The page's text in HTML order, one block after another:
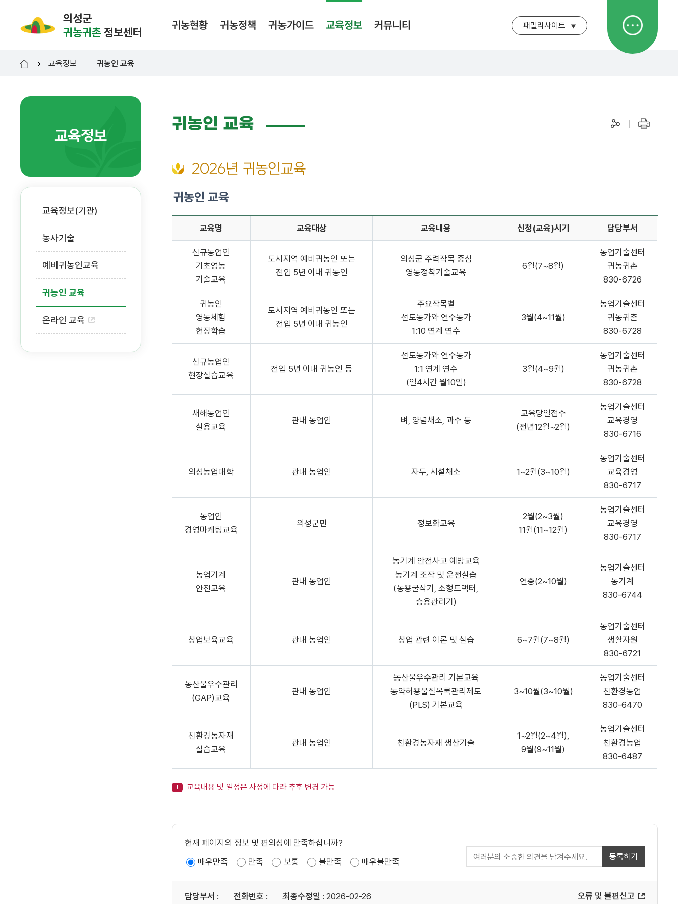
의성군
귀농귀촌 정보센터
귀농현황 귀농정책 귀농가이드 교육정보 커뮤니티 패밀리사이트
교육정보 귀농인 교육
교육정보
교육정보(기관)
농사기술
예비귀농인교육
귀농인 교육
온라인 교육
귀농인 교육
2026년 귀농인교육
귀농인 교육
교육명 교육대상 교육내용 신청(교육)시기 담당부서
신규농업인
기초영농
기술교육
도시지역 예비귀농인 또는
전입 5년 이내 귀농인
의성군 주력작목 중심
영농정착기술교육
6월(7~8월)
농업기술센터
귀농귀촌
830-6726
귀농인
영농체험
현장학습
도시지역 예비귀농인 또는
전입 5년 이내 귀농인
주요작목별
선도농가와 연수농가
1:10 연계 연수
3월(4~11월)
농업기술센터
귀농귀촌
830-6728
신규농업인
현장실습교육
전입 5년 이내 귀농인 등
선도농가와 연수농가
1:1 연계 연수
(일4시간 월10일)
3월(4~9월)
농업기술센터
귀농귀촌
830-6728
새해농업인
실용교육
관내 농업인 벼, 양념채소, 과수 등
교육당일접수
(전년12월~2월)
농업기술센터
교육경영
830-6716
의성농업대학 관내 농업인 자두, 시설채소 1~2월(3~10월)
농업기술센터
교육경영
830-6717
농업인
경영마케팅교육
의성군민 정보화교육
2월(2~3월)
11월(11~12월)
농업기술센터
교육경영
830-6717
농업기계
안전교육
관내 농업인
농기계 안전사고 예방교육
농기계 조작 및 운전실습
(농용굴삭기, 소형트랙터,
승용관리기)
연중(2~10월)
농업기술센터
농기계
830-6744
창업보육교육 관내 농업인 창업 관련 이론 및 실습 6~7월(7~8월)
농업기술센터
생활자원
830-6721
농산물우수관리
(GAP)교육
관내 농업인
농산물우수관리 기본교육
농약허용물질목록관리제도
(PLS) 기본교육
3~10월(3~10월)
농업기술센터
친환경농업
830-6470
친환경농자재
실습교육
관내 농업인 친환경농자재 생산기술
1~2월(2~4월),
9월(9~11월)
농업기술센터
친환경농업
830-6487
교육내용 및 일정은 사정에 다라 추후 변경 가능
현재 페이지의 정보 및 편의성에 만족하십니까?
매우만족
만족 보통 불만족 매우불만족
등록하기
담당부서 : 전화번호 : 최종수정일 : 2026-02-26 오류 및 불편신고